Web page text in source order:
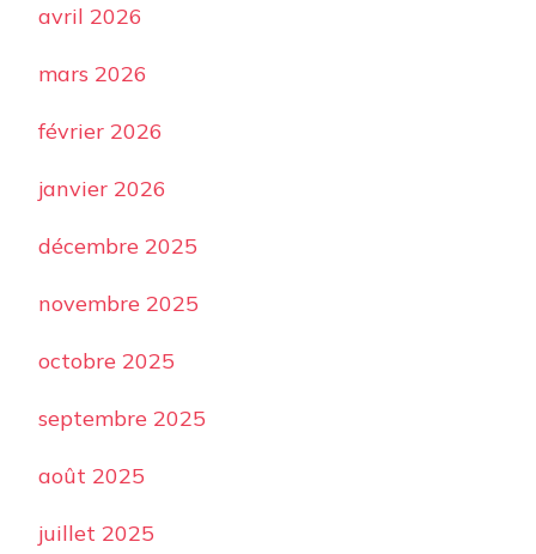
avril 2026
mars 2026
février 2026
janvier 2026
décembre 2025
novembre 2025
octobre 2025
septembre 2025
août 2025
juillet 2025